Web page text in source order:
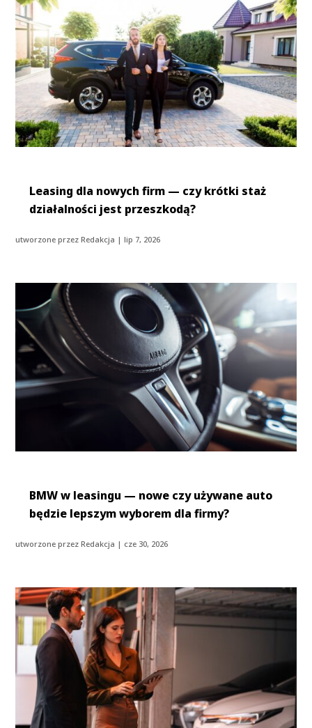
Leasing dla nowych firm — czy krótki staż
działalności jest przeszkodą?
utworzone przezRedakcja |lip 7, 2026
BMW w leasingu — nowe czy używane auto
będzie lepszym wyborem dla firmy?
utworzone przezRedakcja | cze 30, 2026